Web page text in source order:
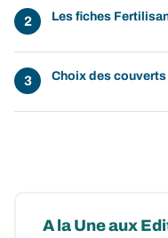
Les fiches
Choix des couverts
A la Une aux